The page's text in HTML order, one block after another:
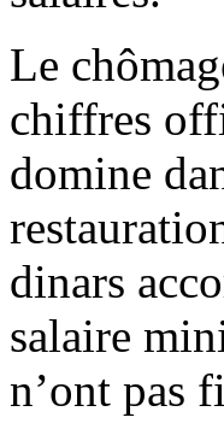
Le
chiffres
domine
dinars
salaire
n’ont pas